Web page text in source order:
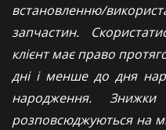
встановленню/
запчастин.
клієнт має право
дні і менше до дня
народження.
розповсюджуються на